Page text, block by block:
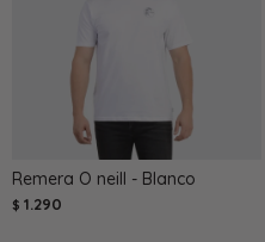
Remera O neill - Blanco
$ 1.290